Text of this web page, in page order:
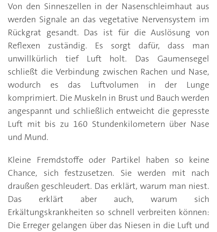
Von den Sinneszellen in der Nasenschleimhaut aus
werden Signale an das vegetative Nervensystem im
Rückgrat gesandt. Das ist für die Auslösung von
Reflexen zuständig. Es sorgt dafür, dass man
unwillkürlich tief Luft holt. Das Gaumensegel
schließt die Verbindung zwischen Rachen und Nase,
wodurch es das Luftvolumen in der Lunge
komprimiert. Die Muskeln in Brust und Bauch werden
angespannt und schließlich entweicht die gepresste
Luft mit bis zu 160 Stundenkilometern über Nase
und Mund.
Kleine Fremdstoffe oder Partikel haben so keine
Chance, sich festzusetzen. Sie werden mit nach
draußen geschleudert. Das erklärt, warum man niest.
Das erklärt aber auch, warum sich
Erkältungskrankheiten so schnell verbreiten können:
Die Erreger gelangen über das Niesen in die Luft und